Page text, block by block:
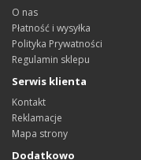
O nas
Płatność i wysyłka
Polityka Prywatności
Regulamin sklepu
Serwis klienta
Kontakt
Reklamacje
Mapa strony
Dodatkowo